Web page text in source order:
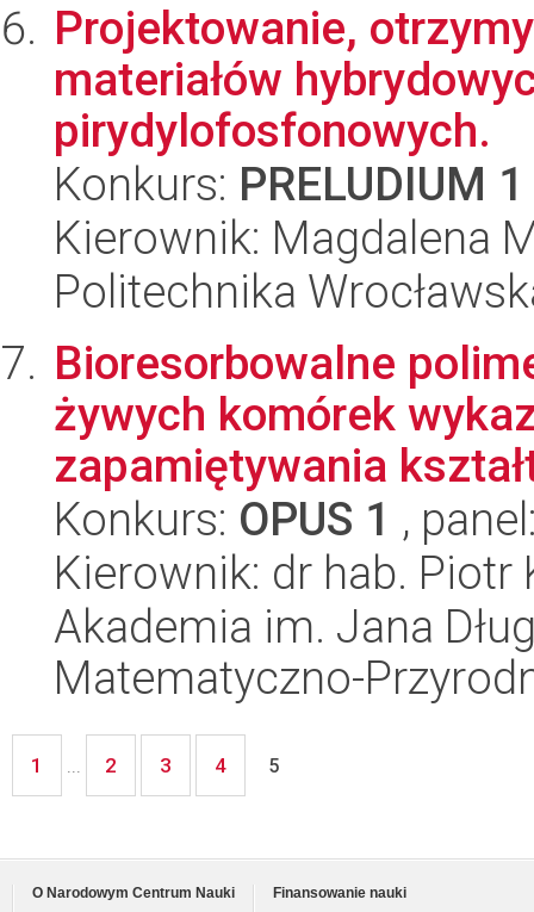
Projektowanie,
materiałów
pirydylofosfonowych.
Konkurs: PRELUDIUM 1
Kierownik: Magdalena
Politechnika
Bioresorbowalne
żywych komórek
zapamiętywania
Konkurs: OPUS 1 ,
Kierownik: dr hab. Piotr
Akademia im. Jana
Matematyczno-
1 ... 2 3 4 5
O Narodowym Centrum Nauki
Finansowanie nauki